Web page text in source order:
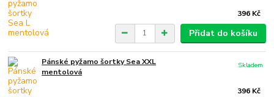
396 Kč
Přidat do košíku
Pánské pyžamo šortky Sea XXL
mentolová
396 Kč
Skladem